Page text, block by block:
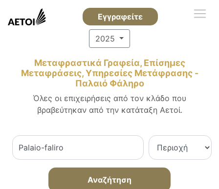
Εγγραφείτε
2025
Μεταφραστικά Γραφεία, Επίσημες
Μεταφράσεις, Υπηρεσίες Μετάφρασης -
Παλαιό Φάληρο
Όλες οι επιχειρήσεις από τον κλάδο που
βραβεύτηκαν από την κατάταξη Αετοί.
Αναζήτηση